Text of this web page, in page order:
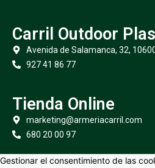
Carril Outdoor
Avenida de Salamanca, 32,
927 41 86 77
Tienda Online
marketing@armeriacarril.com
680 20 00 97
Gestionar el consentimiento de las